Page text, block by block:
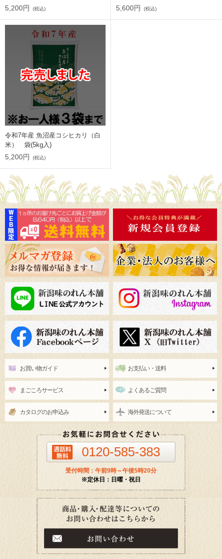
5,200円 (税込) 5,600円 (税込)
令和7年産 魚沼産コシヒカリ（白
米） 袋(5kg入)
5,200円 (税込)
お買い物ガイド お支払い・送料
まごころサービス よくあるご質問
カタログのお申込み 海外発送について
0120-585-383
受付時間：午前9時～午後5時20分
※定休日：日曜・祝日